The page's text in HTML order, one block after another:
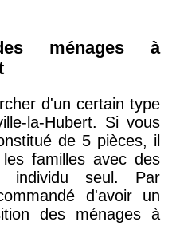
ménages à
d'un certain type
la-Hubert. Si vous
de 5 pièces, il
familles avec des
individu seul. Par
d'avoir un
des ménages à